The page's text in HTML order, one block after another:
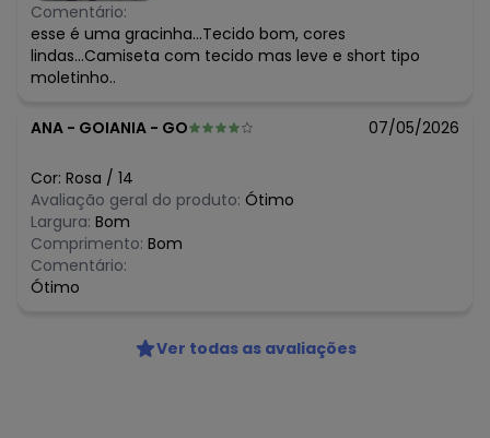
Comentário:
esse é uma gracinha...Tecido bom, cores
lindas...Camiseta com tecido mas leve e short tipo
moletinho..
ANA - GOIANIA - GO 07/05/2026
Cor: Rosa / 14
Avaliação geral do produto: Ótimo
Largura: Bom
Comprimento: Bom
Comentário:
Ótimo
Ver todas as avaliações